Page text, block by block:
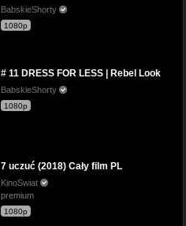
BabskieShorty
1080p
# 11 DRESS FOR LESS | Rebel Look
BabskieShorty
1080p
7 uczuć (2018) Cały film PL
KinoSwiat
premium
1080p